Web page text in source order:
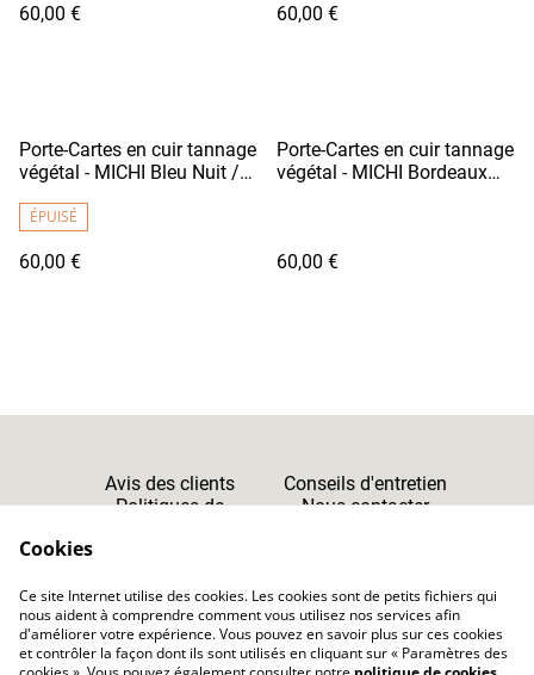
60,00 €
60,00 €
Porte-Cartes en cuir tannage
végétal - MICHI Bleu Nuit /
ÉPUISÉ
60,00 €
Porte-Cartes en cuir tannage
végétal - MICHI Bordeaux
60,00 €
Avis des clients
Conseils d'entretien
Politiques de
Nous contacter
CGV
Cookies
Ce site Internet utilise des cookies. Les cookies sont de petits fichiers qui
nous aident à comprendre comment vous utilisez nos services afin
d'améliorer votre expérience. Vous pouvez en savoir plus sur ces cookies
et contrôler la façon dont ils sont utilisés en cliquant sur « Paramètres des